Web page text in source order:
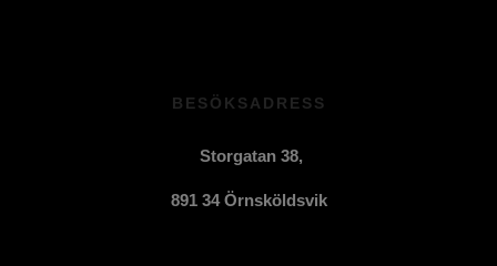
BESÖKSADRESS
Storgatan 38,
891 34 Örnsköldsvik